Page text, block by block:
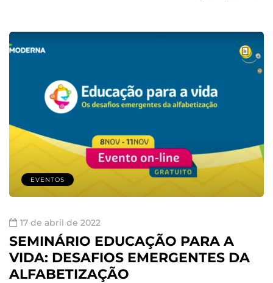
EVENTOS
17 de abril de 2022
SEMINÁRIO EDUCAÇÃO PARA A
VIDA: DESAFIOS EMERGENTES DA
ALFABETIZAÇÃO